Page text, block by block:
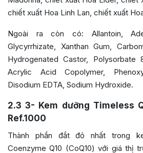
chiết xuất Hoa Linh Lan, chiết xuất
Ngoài ra còn có: Allantoin,
Glycyrrhizate, Xanthan Gum,
Hydrogenated Castor, Polysorbate
Acrylic Acid Copolymer,
Disodium EDTA, Sodium Hydroxide.
2.3 3- Kem dưỡng Timeless
Ref.1000
Thành phần đắt đỏ nhất trong
Coenzyme Q10 (CoQ10) với giá thị